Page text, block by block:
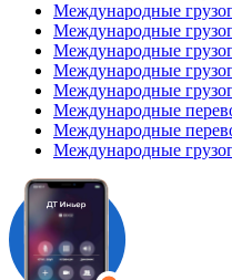
Международные
Международные
Международные
Международные
Международные
Международные
Международные
Международные